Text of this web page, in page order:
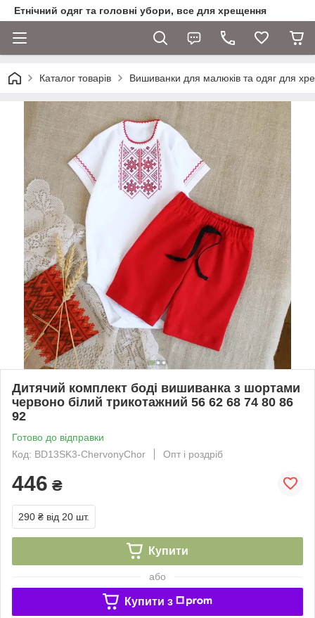
Етнічний одяг та головні убори, все для хрещення
Каталог товарів Вишиванки для малюків та одяг для
Дитячий комплект боді вишиванка з шортами
червоно білий трикотажний 56 62 68 74 80 86
92
Готово до відправки
Код: BD13SK3-ChervonyChor
Опт і роздріб
446 ₴
290 ₴ від 20 шт.
Купити
або
Купити з